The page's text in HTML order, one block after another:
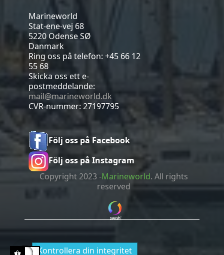
Marineworld
Stat-ene-vej 68
5220 Odense SØ
Danmark
Ring oss på telefon: +45 66 12
55 68
Skicka oss ett e-
postmeddelande:
mail@marineworld.dk
CVR-nummer: 27197795
Följ oss på Facebook
Följ oss på Instagram
Copyright 2023 -Marineworld. All rights
reserved
Kontrollera din integritet